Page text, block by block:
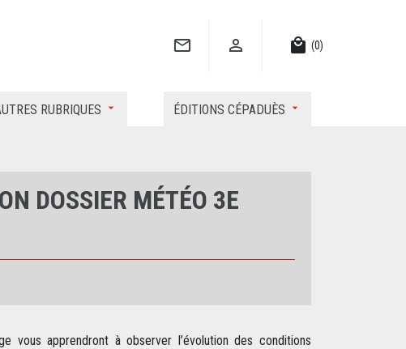
  local_mall (0)
RUBRIQUES ÉDITIONS CÉPADUÈS
DOSSIER MÉTÉO 3E
vous apprendront à observer l’évolution des conditions